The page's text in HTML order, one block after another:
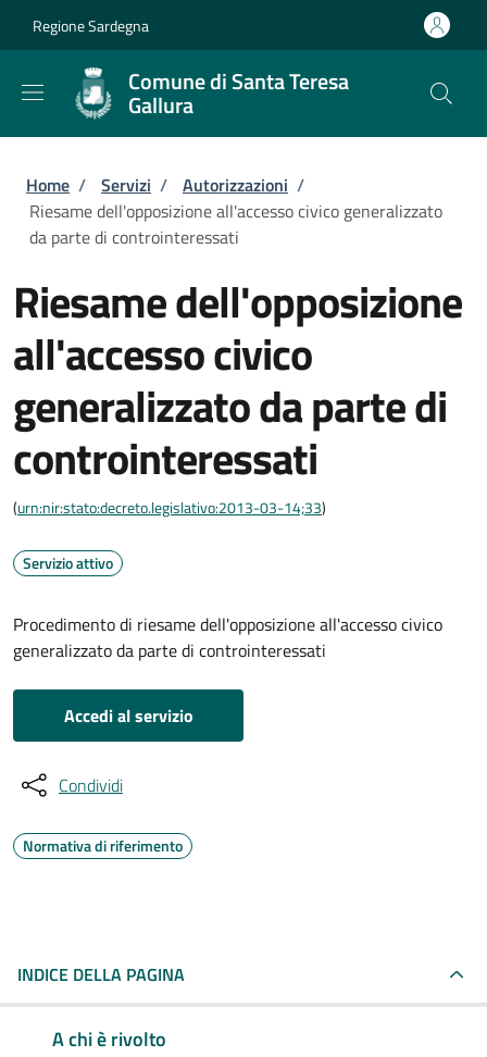
Regione Sardegna
Comune di Santa Teresa
Gallura
Briciole di pane
Home / Servizi / Autorizzazioni /
Riesame dell'opposizione all'accesso civico generalizzato
da parte di controinteressati
Riesame dell'opposizione
all'accesso civico
generalizzato da parte di
controinteressati
(urn:nir:stato:decreto.legislativo:2013-03-14;33)
Servizio attivo
Procedimento di riesame dell'opposizione all'accesso civico
generalizzato da parte di controinteressati
Accedi al servizio
Condividi
Normativa di riferimento
INDICE DELLA PAGINA
A chi è rivolto